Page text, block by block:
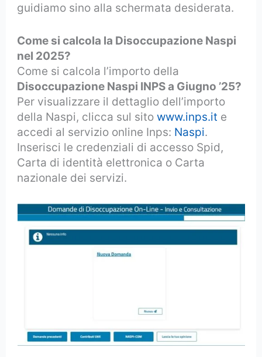
guidiamo sino alla schermata desiderata.
Come si calcola la Disoccupazione Naspi
nel 2025?
Come si calcola l’importo della
Disoccupazione Naspi INPS a Giugno ’25?
Per visualizzare il dettaglio dell’importo
della Naspi, clicca sul sitowww.inps.it e
accedi al servizio online Inps: Naspi.
Inserisci le credenziali di accesso Spid,
Carta di identità elettronica o Carta
nazionale dei servizi.